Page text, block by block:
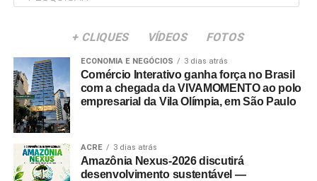
+ CLIQUES VÍDEOS FOTOS
ECONOMIA E NEGÓCIOS 3 dias atrás
Comércio Interativo ganha força no Brasil
com a chegada da VIVAMOMENTO ao polo
empresarial da Vila Olímpia, em São Paulo
ACRE 3 dias atrás
Amazônia Nexus-2026 discutirá
desenvolvimento sustentável —